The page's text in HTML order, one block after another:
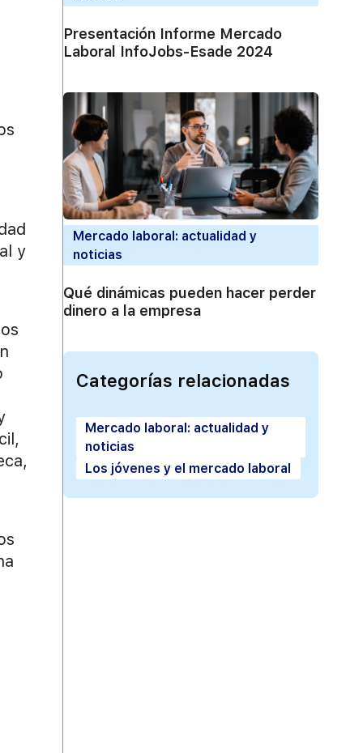
y
Presentación Informe Mercado
Laboral InfoJobs-Esade 2024
Mercado laboral: actualidad y
noticias
Qué dinámicas pueden hacer perder
dinero a la empresa
Categorías relacionadas
Mercado laboral: actualidad y
noticias
Los jóvenes y el mercado laboral